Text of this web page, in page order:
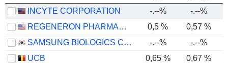
INCYTE CORPORATION -.--%
-.--%
REGENERON PHARMACEUTICALS, INC.
0,5 % 0,57 %
SAMSUNG BIOLOGICS CO.,LTD.
-.--% -.--%
UCB
0,65 % 0,67 %